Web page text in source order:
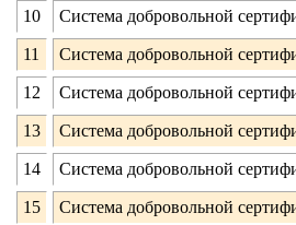
10 Система добровольной
11 Система добровольной
12 Система добровольной
13 Система добровольной
14 Система добровольной
15 Система добровольной